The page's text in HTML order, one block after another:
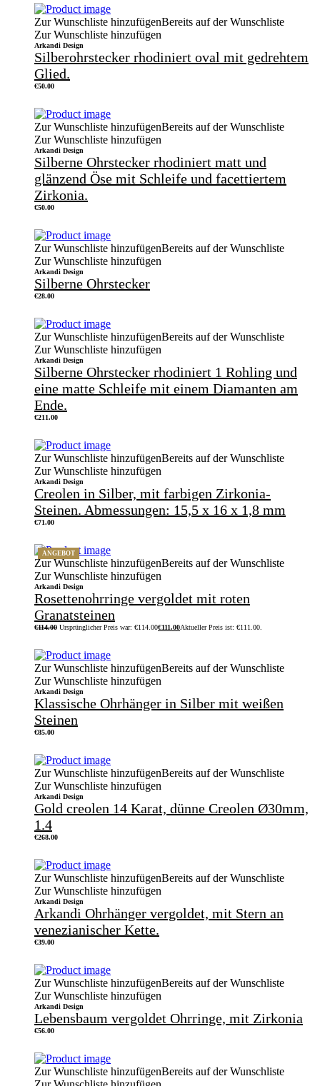
Zur Wunschliste hinzufügenBereits auf der Wunschliste
Zur Wunschliste hinzufügen
Arkandi Design
Silberohrstecker rhodiniert oval mit gedrehtem
Glied.
€50.00
Zur Wunschliste hinzufügenBereits auf der Wunschliste
Zur Wunschliste hinzufügen
Arkandi Design
Silberne Ohrstecker rhodiniert matt und
glänzend Öse mit Schleife und facettiertem
Zirkonia.
€50.00
Zur Wunschliste hinzufügenBereits auf der Wunschliste
Zur Wunschliste hinzufügen
Arkandi Design
Silberne Ohrstecker
€28.00
Zur Wunschliste hinzufügenBereits auf der Wunschliste
Zur Wunschliste hinzufügen
Arkandi Design
Silberne Ohrstecker rhodiniert 1 Rohling und
eine matte Schleife mit einem Diamanten am
Ende.
€211.00
Zur Wunschliste hinzufügenBereits auf der Wunschliste
Zur Wunschliste hinzufügen
Arkandi Design
Creolen in Silber, mit farbigen Zirkonia-
Steinen. Abmessungen: 15,5 x 16 x 1,8 mm
€71.00
ANGEBOT
Zur Wunschliste hinzufügenBereits auf der Wunschliste
Zur Wunschliste hinzufügen
Arkandi Design
Rosettenohrringe vergoldet mit roten
Granatsteinen
€114.00 Ursprünglicher Preis war: €114.00€111.00Aktueller Preis ist: €111.00.
Zur Wunschliste hinzufügenBereits auf der Wunschliste
Zur Wunschliste hinzufügen
Arkandi Design
Klassische Ohrhänger in Silber mit weißen
Steinen
€85.00
Zur Wunschliste hinzufügenBereits auf der Wunschliste
Zur Wunschliste hinzufügen
Arkandi Design
Gold creolen 14 Karat, dünne Creolen Ø30mm,
1.4
€268.00
Zur Wunschliste hinzufügenBereits auf der Wunschliste
Zur Wunschliste hinzufügen
Arkandi Design
Arkandi Ohrhänger vergoldet, mit Stern an
venezianischer Kette.
€39.00
Zur Wunschliste hinzufügenBereits auf der Wunschliste
Zur Wunschliste hinzufügen
Arkandi Design
Lebensbaum vergoldet Ohrringe, mit Zirkonia
€56.00
Zur Wunschliste hinzufügenBereits auf der Wunschliste